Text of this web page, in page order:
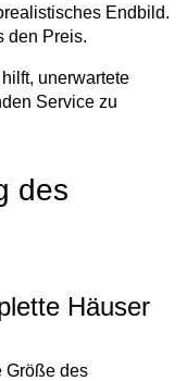
Endbild.
den Preis.
unerwartete
Service zu
des
Häuser
Größe des